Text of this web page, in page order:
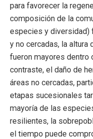
para favorecer la
composición de la
especies y diversidad)
y no cercadas, la
fueron mayores dentro
contraste, el daño de
áreas no cercadas,
etapas sucesionales
mayoría de las
resilientes, la
el tiempo puede